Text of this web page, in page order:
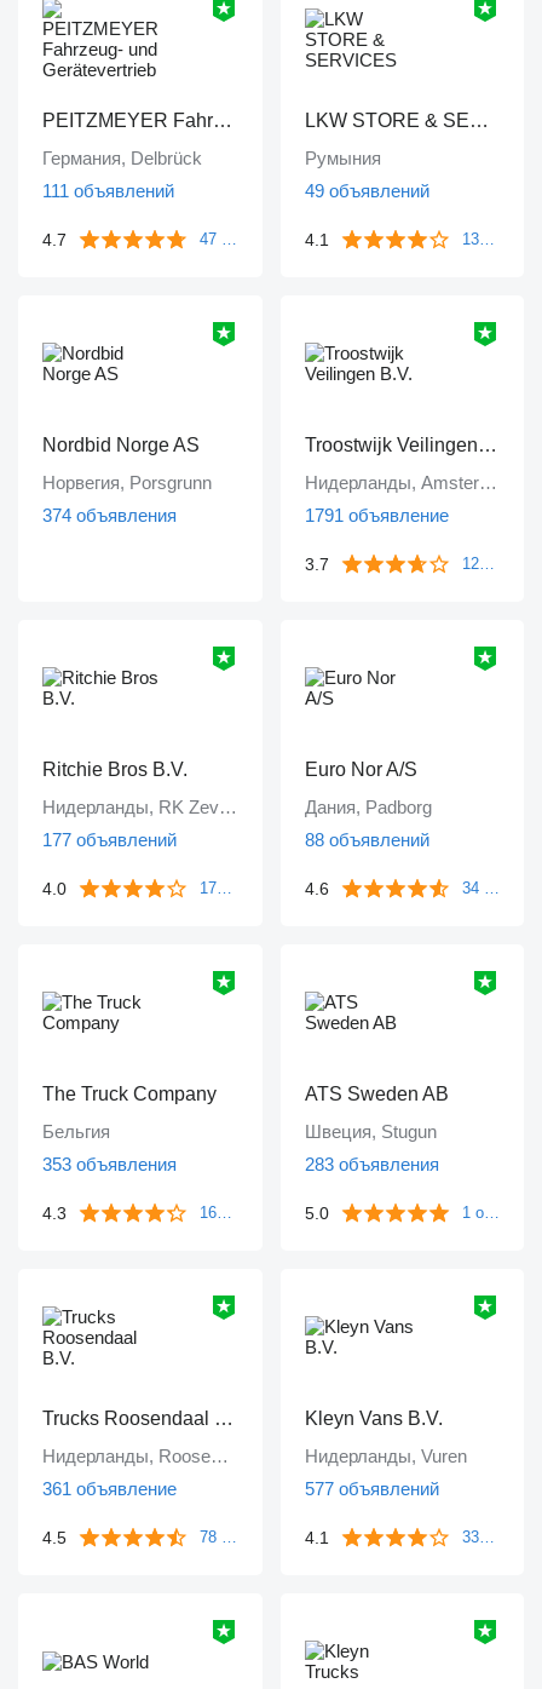
PEITZMEYER Fahrzeug- und Gerätevertrieb
Германия, Delbrück
111 объявлений
4.7 47 отзывов
LKW STORE & SERVICES
Румыния
49 объявлений
4.1 133 отзыва
Nordbid Norge AS
Норвегия, Porsgrunn
374 объявления
Troostwijk Veilingen B.V.
Нидерланды, Amsterdam
1791 объявление
3.7 1249 отзывов
Ritchie Bros B.V.
Нидерланды, RK Zevenbergen
177 объявлений
4.0 172 отзыва
Euro Nor A/S
Дания, Padborg
88 объявлений
4.6 34 отзыва
The Truck Company
Бельгия
353 объявления
4.3 161 отзыв
ATS Sweden AB
Швеция, Stugun
283 объявления
5.0 1 отзыв
Trucks Roosendaal B.V.
Нидерланды, Roosendaal
361 объявление
4.5 78 отзывов
Kleyn Vans B.V.
Нидерланды, Vuren
577 объявлений
4.1 339 отзывов